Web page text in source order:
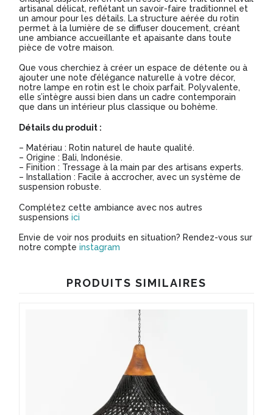
artisanal délicat, reflétant un savoir-faire traditionnel et
un amour pour les détails. La structure aérée du rotin
permet à la lumière de se diffuser doucement, créant
une ambiance accueillante et apaisante dans toute
pièce de votre maison.
Que vous cherchiez à créer un espace de détente ou à
ajouter une note d’élégance naturelle à votre décor,
notre lampe en rotin est le choix parfait. Polyvalente,
elle s’intègre aussi bien dans un cadre contemporain
que dans un intérieur plus classique ou bohème.
Détails du produit :
– Matériau : Rotin naturel de haute qualité.
– Origine : Bali, Indonésie.
– Finition : Tressage à la main par des artisans experts.
– Installation : Facile à accrocher, avec un système de
suspension robuste.
Complétez cette ambiance avec nos autres
suspensionsici
Envie de voir nos produits en situation? Rendez-vous sur
notre compteinstagram
PRODUITS SIMILAIRES